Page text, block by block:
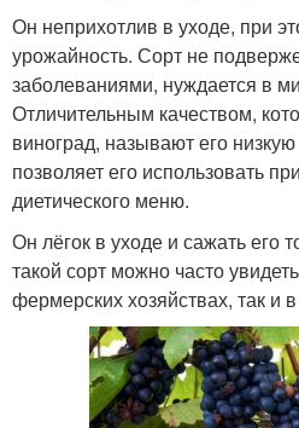
Он неприхотлив в уходе, при
урожайность. Сорт не
заболеваниями, нуждается в
Отличительным качеством,
виноград, называют его
позволяет его использовать
диетического меню.
Он лёгок в уходе и сажать его
такой сорт можно часто
фермерских хозяйствах, так и